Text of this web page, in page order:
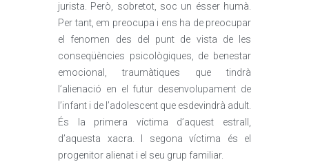
jurista. Però, sobretot, soc un ésser humà.
Per tant, em preocupa i ens ha de preocupar
el fenomen des del punt de vista de les
conseqüències psicològiques, de benestar
emocional, traumàtiques que tindrà
l’alienació en el futur desenvolupament de
l’infant i de l’adolescent que esdevindrà adult.
És la primera víctima d’aquest estrall,
d’aquesta xacra. I segona víctima és el
progenitor alienat i el seu grup familiar.